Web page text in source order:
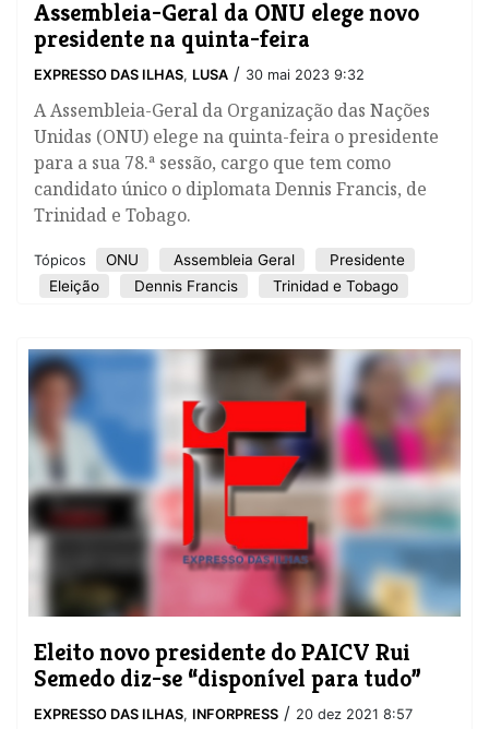
Assembleia-Geral da ONU elege novo
presidente na quinta-feira
EXPRESSO DAS ILHAS, LUSA / 30 mai 2023 9:32
A Assembleia-Geral da Organização das Nações
Unidas (ONU) elege na quinta-feira o presidente
para a sua 78.ª sessão, cargo que tem como
candidato único o diplomata Dennis Francis, de
Trinidad e Tobago.
Tópicos ONU Assembleia Geral
Presidente
Eleição
Dennis Francis Trinidad e Tobago
Eleito novo presidente do PAICV Rui
Semedo diz-se “disponível para tudo”
EXPRESSO DAS ILHAS, INFORPRESS / 20 dez 2021 8:57